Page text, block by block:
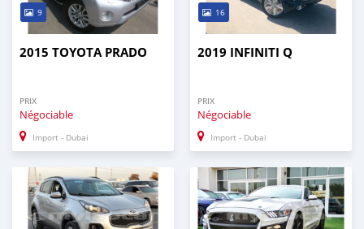
9
2015 TOYOTA PRADO
PRIX
Négociable
Import - Dubai
16
2019 INFINITI Q
PRIX
Négociable
Import - Dubai